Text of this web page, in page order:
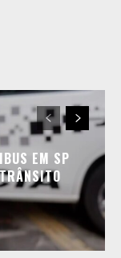
EM SP